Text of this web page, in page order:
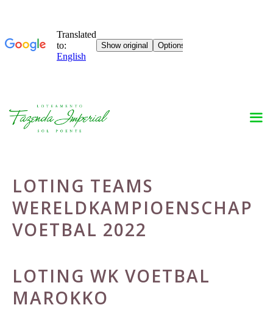
Skip
LOTING TEAMS
WERELDKAMPIOENSCHAP
VOETBAL 2022
LOTING WK ​​VOETBAL
MAROKKO